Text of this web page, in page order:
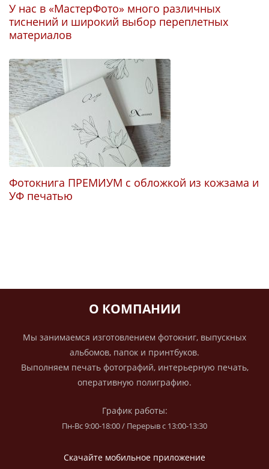
У нас в «МастерФото» много различных
тиснений и широкий выбор переплетных
материалов
Фотокнига ПРЕМИУМ с обложкой из кожзама и
УФ печатью
О КОМПАНИИ
Мы занимаемся изготовлением фотокниг, выпускных
альбомов, папок и принтбуков.
Выполняем печать фотографий, интерьерную печать,
оперативную полиграфию.
График работы:
Пн-Вс 9:00-18:00 / Перерыв с 13:00-13:30
Скачайте мобильное приложение